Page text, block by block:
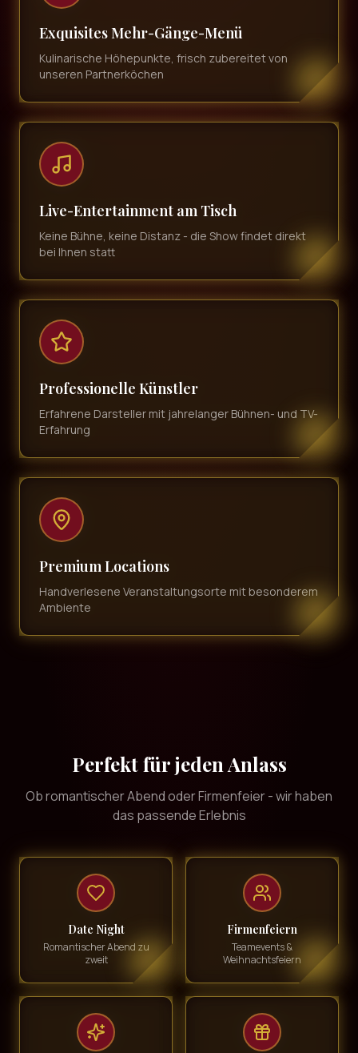
Exquisites Mehr-Gänge-Menü
Kulinarische Höhepunkte, frisch zubereitet von
unseren Partnerköchen
Live-Entertainment am Tisch
Keine Bühne, keine Distanz - die Show findet direkt
bei Ihnen statt
Professionelle Künstler
Erfahrene Darsteller mit jahrelanger Bühnen- und TV-
Erfahrung
Premium Locations
Handverlesene Veranstaltungsorte mit besonderem
Ambiente
Perfekt für jeden Anlass
Ob romantischer Abend oder Firmenfeier - wir haben
das passende Erlebnis
Date Night
Romantischer Abend zu
zweit
Firmenfeiern
Teamevents &
Weihnachtsfeiern